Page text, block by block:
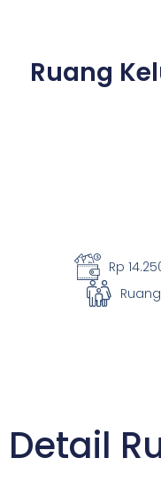
Ruang
Rp
Detail